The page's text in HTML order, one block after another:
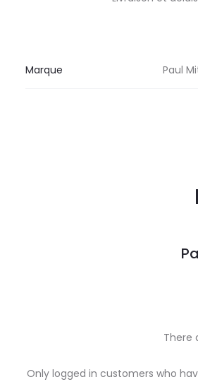
Marque Paul
R
There
Only logged in customers who